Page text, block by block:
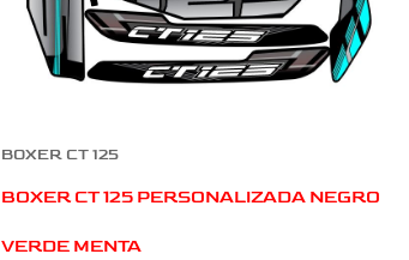
BOXER CT 125
BOXER CT 125 PERSONALIZADA NEGRO
VERDE MENTA